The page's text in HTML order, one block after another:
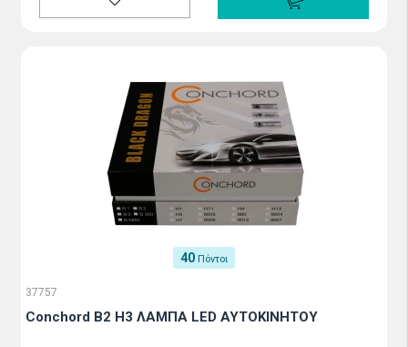
40 Πόντοι
37757
Conchord B2 H3 ΛΑΜΠΑ LED ΑΥΤΟΚΙΝΗΤΟΥ